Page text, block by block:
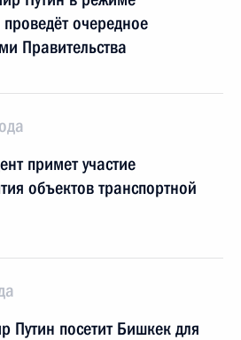
очередное
Правительства
примет участие
объектов транспортной
Путин посетит Бишкек для